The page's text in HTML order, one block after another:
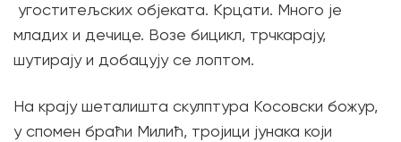
угоститељских објеката. Крцати. Много је
младих и дечице. Возе бицикл, трчкарају,
шутирају и добацују се лоптом.
На крају шеталишта скулптура Косовски божур,
у спомен браћи Милић, тројици јунака који